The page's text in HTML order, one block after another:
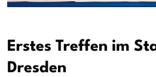
Erstes Treffen im
Dresden